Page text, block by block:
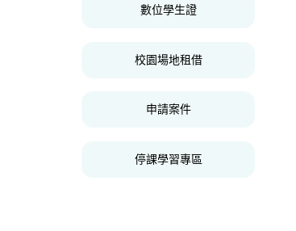
數位學生證
校園場地租借
申請案件
停課學習專區